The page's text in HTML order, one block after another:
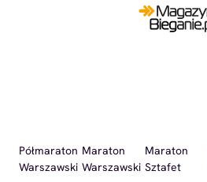
Półmaraton
Warszawski
Maraton
Warszawski
Maraton
Sztafet